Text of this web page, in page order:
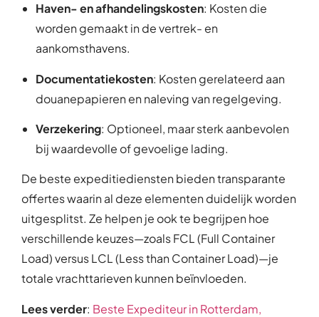
Haven- en afhandelingskosten: Kosten die
worden gemaakt in de vertrek- en
aankomsthavens.
Documentatiekosten: Kosten gerelateerd aan
douanepapieren en naleving van regelgeving.
Verzekering: Optioneel, maar sterk aanbevolen
bij waardevolle of gevoelige lading.
De beste expeditiediensten bieden transparante
offertes waarin al deze elementen duidelijk worden
uitgesplitst. Ze helpen je ook te begrijpen hoe
verschillende keuzes—zoals FCL (Full Container
Load) versus LCL (Less than Container Load)—je
totale vrachttarieven kunnen beïnvloeden.
Lees verder: Beste Expediteur in Rotterdam,